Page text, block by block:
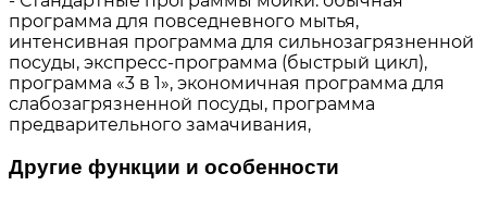
программа для повседневного мытья,
интенсивная программа для сильнозагрязненной
посуды, экспресс-программа (быстрый цикл),
программа «3 в 1», экономичная программа для
слабозагрязненной посуды, программа
предварительного замачивания,
Другие функции и особенности